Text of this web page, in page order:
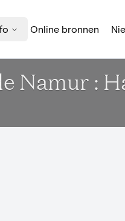
Online bronnen
Namur :